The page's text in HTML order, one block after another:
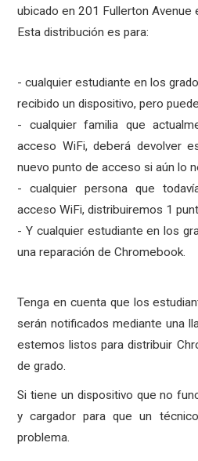
ubicado en 201 Fullerton Avenue
Esta distribución es para:
- cualquier estudiante en los
recibido un dispositivo, pero
- cualquier familia que
acceso WiFi, deberá devolver
nuevo punto de acceso si aún lo
- cualquier persona que
acceso WiFi, distribuiremos 1
- Y cualquier estudiante en los
una reparación de Chromebook.
Tenga en cuenta que los
serán notificados mediante una
estemos listos para distribuir
de grado.
Si tiene un dispositivo que no
y cargador para que un
problema.